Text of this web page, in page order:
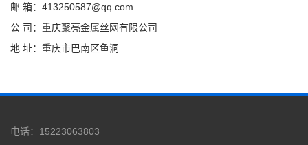
邮 箱：413250587@qq.com
公 司：重庆聚亮金属丝网有限公司
地 址：重庆市巴南区鱼洞
电话：15223063803